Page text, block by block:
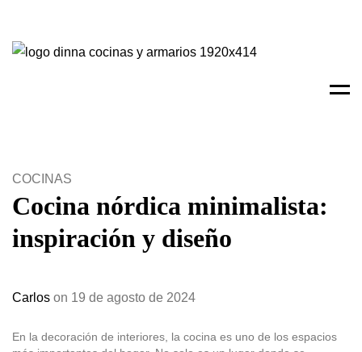
COCINAS
Cocina nórdica minimalista:
inspiración y diseño
Carlos on 19 de agosto de 2024
En la decoración de interiores, la cocina es uno de los espacios